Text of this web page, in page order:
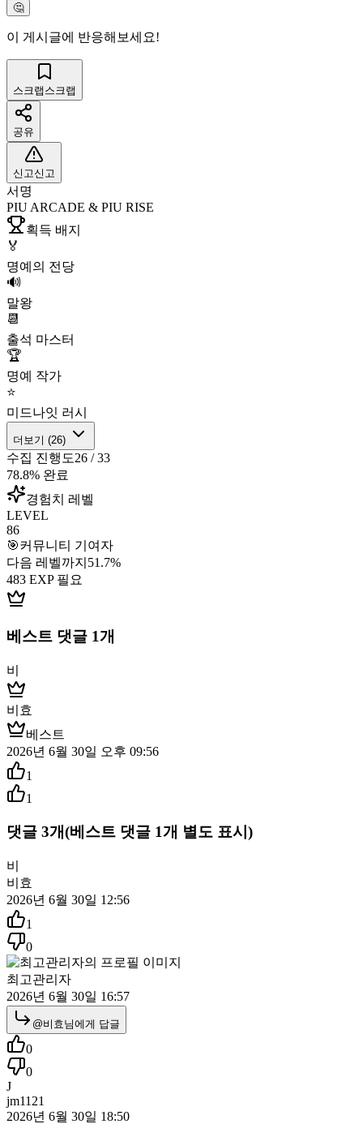
🤔
이 게시글에 반응해보세요!
스크랩 스크랩
공유
신고신고
서명
PIU ARCADE & PIU RISE
획득 배지
🏅
명예의 전당
🔊
말왕
📆
출석 마스터
🏆
명예 작가
⭐
미드나잇 러시
더보기 (26)
수집 진행도26 /33
78.8% 완료
경험치 레벨
LEVEL
86
🎯커뮤니티 기여자
다음 레벨까지 51.7%
483 EXP 필요
베스트 댓글 1개
비
비효
베스트
2026년 6월 30일 오후 09:56
1
1
댓글 3개(베스트 댓글 1개 별도 표시)
비
비효
2026년 6월 30일 12:56
1
0
최고관리자
2026년 6월 30일 16:57
@비효님에게 답글
0
0
J
jm1121
2026년 6월 30일 18:50